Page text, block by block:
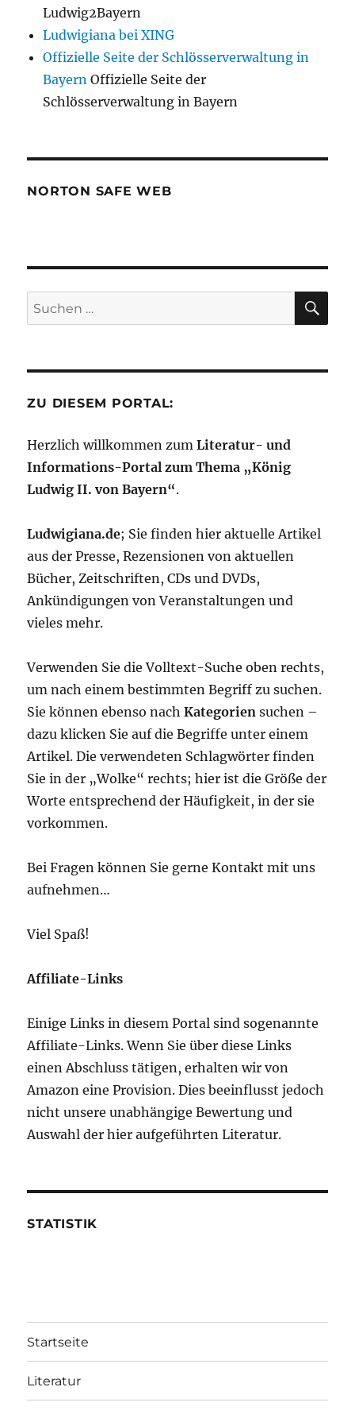
Ludwig2Bayern
Ludwigiana bei XING
Offizielle Seite der Schlösserverwaltung in
Bayern Offizielle Seite der
Schlösserverwaltung in Bayern
NORTON SAFE WEB
Suchen
nach:
ZU DIESEM PORTAL:
Herzlich willkommen zumLiteratur- und
Informations-Portal zum Thema „König
Ludwig II. von Bayern“.
Ludwigiana.de; Sie finden hier aktuelle Artikel
aus der Presse, Rezensionen von aktuellen
Bücher, Zeitschriften, CDs und DVDs,
Ankündigungen von Veranstaltungen und
vieles mehr.
Verwenden Sie die Volltext-Suche oben rechts,
um nach einem bestimmten Begriff zu suchen.
Sie können ebenso nachKategorien suchen –
dazu klicken Sie auf die Begriffe unter einem
Artikel. Die verwendeten Schlagwörter finden
Sie in der „Wolke“ rechts; hier ist die Größe der
Worte entsprechend der Häufigkeit, in der sie
vorkommen.
Bei Fragen können Sie gerne Kontakt mit uns
aufnehmen…
Viel Spaß!
Affiliate-Links
Einige Links in diesem Portal sind sogenannte
Affiliate-Links. Wenn Sie über diese Links
einen Abschluss tätigen, erhalten wir von
Amazon eine Provision. Dies beeinflusst jedoch
nicht unsere unabhängige Bewertung und
Auswahl der hier aufgeführten Literatur.
STATISTIK
Startseite
Literatur